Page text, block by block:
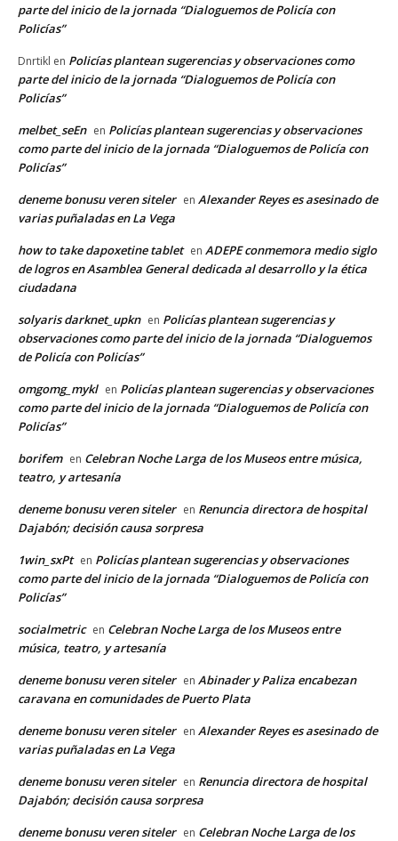
parte del inicio de la jornada “Dialoguemos de Policía con
Policías”
Dnrtikl en Policías plantean sugerencias y observaciones como
parte del inicio de la jornada “Dialoguemos de Policía con
Policías”
melbet_seEn en Policías plantean sugerencias y observaciones
como parte del inicio de la jornada “Dialoguemos de Policía con
Policías”
deneme bonusu veren siteler en Alexander Reyes es asesinado de
varias puñaladas en La Vega
how to take dapoxetine tablet en ADEPE conmemora medio siglo
de logros en Asamblea General dedicada al desarrollo y la ética
ciudadana
solyaris darknet_upkn en Policías plantean sugerencias y
observaciones como parte del inicio de la jornada “Dialoguemos
de Policía con Policías”
omgomg_mykl en Policías plantean sugerencias y observaciones
como parte del inicio de la jornada “Dialoguemos de Policía con
Policías”
borifem en Celebran Noche Larga de los Museos entre música,
teatro, y artesanía
deneme bonusu veren siteler en Renuncia directora de hospital
Dajabón; decisión causa sorpresa
1win_sxPt en Policías plantean sugerencias y observaciones
como parte del inicio de la jornada “Dialoguemos de Policía con
Policías”
socialmetric en Celebran Noche Larga de los Museos entre
música, teatro, y artesanía
deneme bonusu veren siteler en Abinader y Paliza encabezan
caravana en comunidades de Puerto Plata
deneme bonusu veren siteler en Alexander Reyes es asesinado de
varias puñaladas en La Vega
deneme bonusu veren siteler en Renuncia directora de hospital
Dajabón; decisión causa sorpresa
deneme bonusu veren siteler en Celebran Noche Larga de los